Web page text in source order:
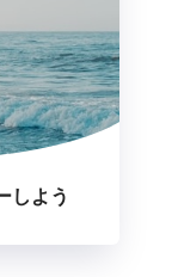
しよう